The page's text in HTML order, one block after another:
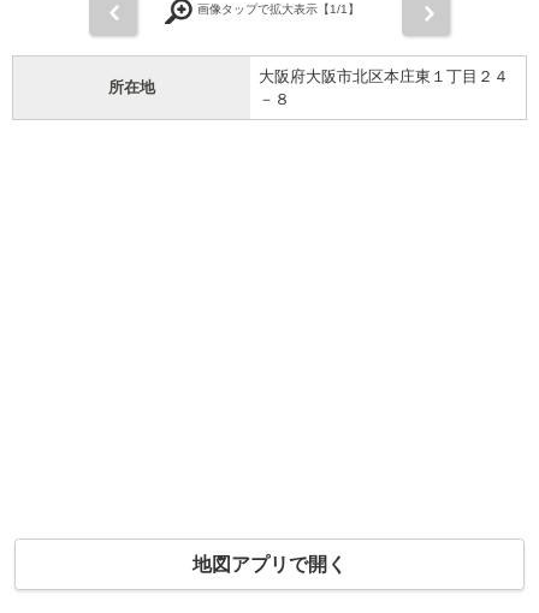
画像タップで拡大表示【1/1】
所在地
大阪府大阪市北区本庄東１丁目２４
－８
地図アプリで開く